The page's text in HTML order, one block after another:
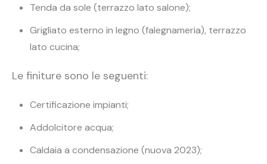
Tenda da sole (terrazzo lato salone);
Grigliato esterno in legno (falegnameria), terrazzo
lato cucina;
Le finiture sono le seguenti:
Certificazione impianti;
Addolcitore acqua;
Caldaia a condensazione (nuova 2023);